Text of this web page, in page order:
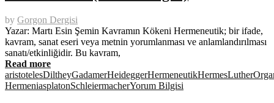
by Gorgon Dergisi
Yazar: Martı Esin Şemin Kavramın Kökeni Hermeneutik; bir ifade,
kavram, sanat eseri veya metnin yorumlanması ve anlamlandırılması
sanatı/etkinliğidir. Bu kavram,
Read more
aristotelesDiltheyGadamerHeideggerHermeneutikHermesLuther
HermeniasplatonSchleiermacherYorum Bilgisi